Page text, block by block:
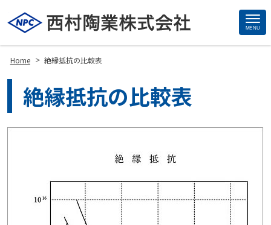
MENU
Home > 絶縁抵抗の比較表
絶縁抵抗の比較表
Site
Footer